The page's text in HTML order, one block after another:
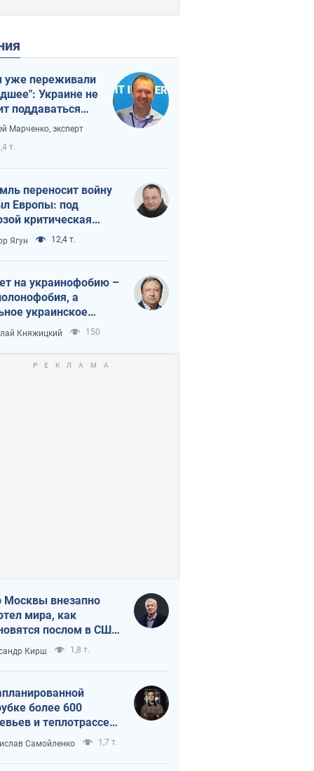
переживали
Украине не
поддаваться
из-за
Марченко, эксперт
т.
переносит войну
Европы: под
критическая
Ягун 12,4 т.
на украинофобию –
а
украинское
Княжицкий 150
Москвы внезапно
мира, как
послом в США
украинские топ-
Кирш 1,8 т.
более 600
и теплотрассе:
на
в Киеве
Самойленко 1,7 т.